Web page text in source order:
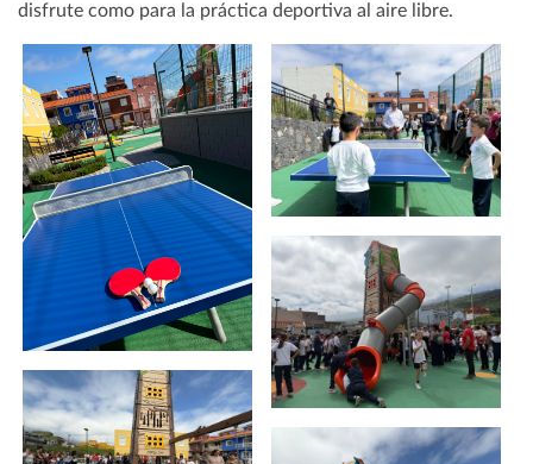
disfrute como para la práctica deportiva al aire libre.